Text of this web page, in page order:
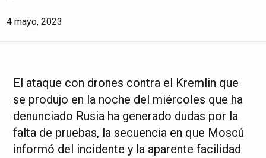
4 mayo, 2023
El ataque con drones contra el Kremlin que
se produjo en la noche del miércoles que ha
denunciado Rusia ha generado dudas por la
falta de pruebas, la secuencia en que Moscú
informó del incidente y la aparente facilidad